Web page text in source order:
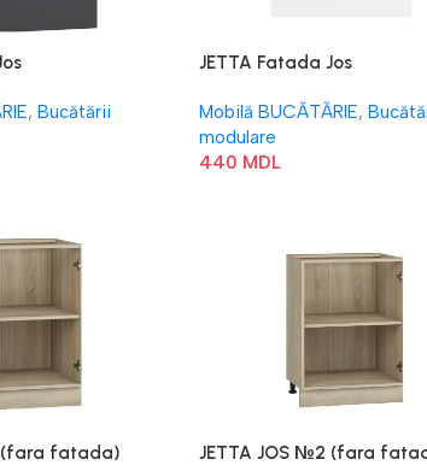
, Bucătării
JETTA Fatada Jos
Mobilă BUCĂTĂRIE,
modulare
440 MDL
(fara fatada) JETTA JOS №2 (fara